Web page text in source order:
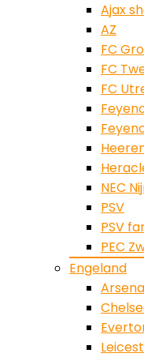
Ajax
AZ
FC
FC
FC
NEC
PSV
PSV
PEC
Engeland